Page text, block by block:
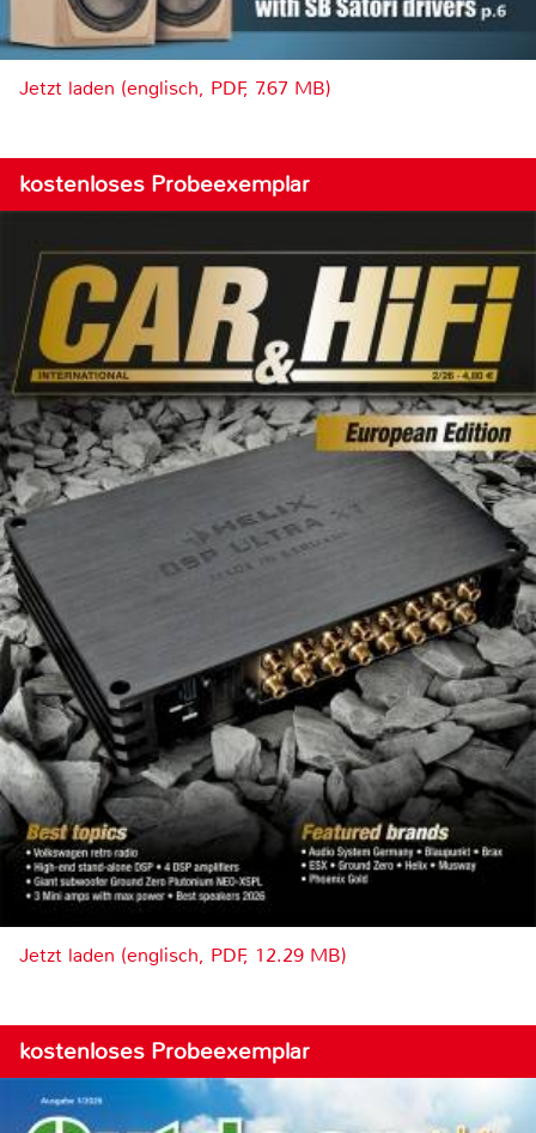
Jetzt laden (englisch, PDF, 7.67 MB)
kostenloses Probeexemplar
Jetzt laden (englisch, PDF, 12.29 MB)
kostenloses Probeexemplar